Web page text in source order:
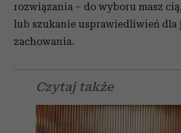
rozwiązania – do wyboru masz
lub szukanie usprawiedliwień dla
zachowania.
Czytaj także